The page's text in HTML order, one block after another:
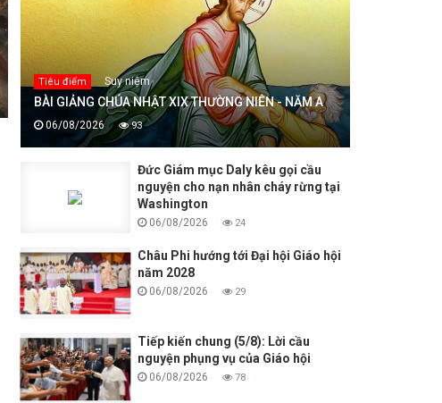
Tiêu điểm Suy niệm
BÀI GIẢNG CHÚA NHẬT XIX THƯỜNG NIÊN - NĂM A
06/08/2026 93
Đức Giám mục Daly kêu gọi cầu
nguyện cho nạn nhân cháy rừng tại
Washington
06/08/2026 24
Châu Phi hướng tới Đại hội Giáo hội
năm 2028
06/08/2026 29
Tiếp kiến chung (5/8): Lời cầu
nguyện phụng vụ của Giáo hội
06/08/2026 78